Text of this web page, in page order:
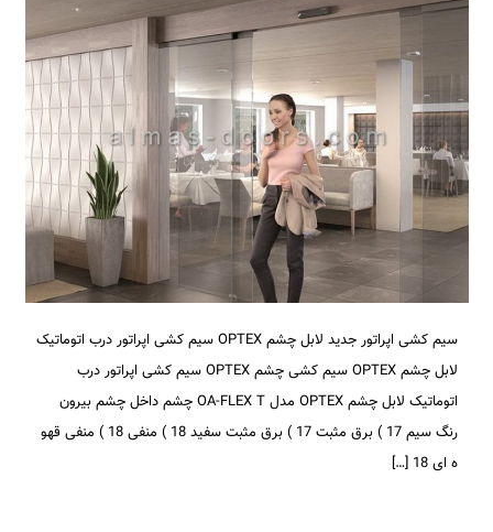
سیم کشی اپراتور جدید لابل چشم OPTEX سیم کشی اپراتور درب اتوماتیک
لابل چشم OPTEX سیم کشی چشم OPTEX سیم کشی اپراتور درب
اتوماتیک لابل چشم OPTEX مدل OA-FLEX T چشم داخل چشم بیرون
رنگ سیم 17 ) برق مثبت 17 ) برق مثبت سفید 18 ) منفی 18 ) منفی قهو
ه ای 18 […]